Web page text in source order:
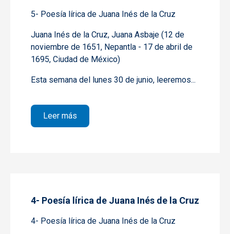
5- Poesía lírica de Juana Inés de la Cruz
Juana Inés de la Cruz, Juana Asbaje (12 de
noviembre de 1651, Nepantla - 17 de abril de
1695, Ciudad de México)
Esta semana del lunes 30 de junio, leeremos...
Leer más
4- Poesía lírica de Juana Inés de la Cruz
4- Poesía lírica de Juana Inés de la Cruz